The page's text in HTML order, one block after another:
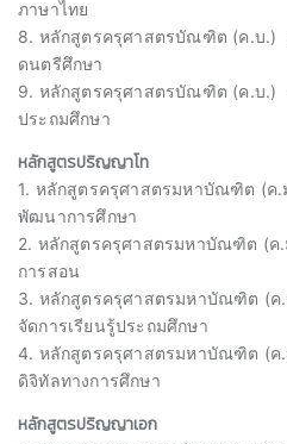
ภาษาไทย
8. หลักสูตรครุศาสตรบัณฑิต (ค.บ.)
ดนตรีศึกษา
9. หลักสูตรครุศาสตรบัณฑิต (ค.บ.)
ประถมศึกษา
หลักสูตรปริญญาโท
1. หลักสูตรครุศาสตรมหาบัณฑิต (ค
พัฒนาการศึกษา
2. หลักสูตรครุศาสตรมหาบัณฑิต (ค
การสอน
3. หลักสูตรครุศาสตรมหาบัณฑิต (ค
จัดการเรียนรู้ประถมศึกษา
4. หลักสูตรครุศาสตรมหาบัณฑิต (ค
ดิจิทัลทางการศึกษา
หลักสูตรปริญญาเอก